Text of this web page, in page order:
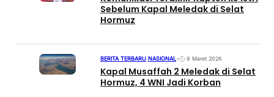
Sebelum Kapal Meledak di Selat
Hormuz
BERITA TERBARU NASIONAL• 8 Maret 2026
Kapal Musaffah 2 Meledak di Selat
Hormuz, 4 WNI Jadi Korban